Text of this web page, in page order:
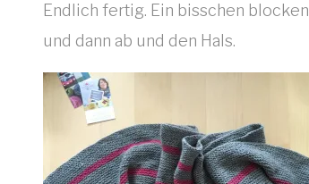
Endlich fertig. Ein bisschen blocken
und dann ab und den Hals.